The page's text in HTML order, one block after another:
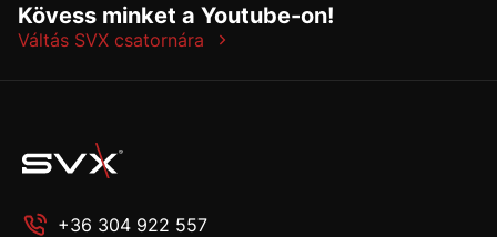
Kövess minket a Youtube-on!
Váltás SVX csatornára
+36 304 922 557